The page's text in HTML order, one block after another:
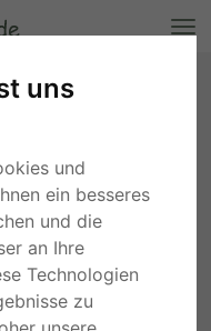
uns
und
ein besseres
und die
an Ihre
Technologien
zu